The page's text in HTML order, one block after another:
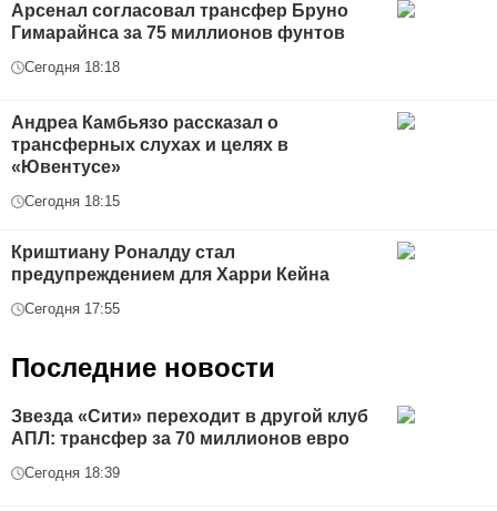
Арсенал согласовал трансфер Бруно
Гимарайнса за 75 миллионов фунтов
Сегодня 18:18
Андреа Камбьязо рассказал о
трансферных слухах и целях в
«Ювентусе»
Сегодня 18:15
Криштиану Роналду стал
предупреждением для Харри Кейна
Сегодня 17:55
Последние новости
Звезда «Сити» переходит в другой клуб
АПЛ: трансфер за 70 миллионов евро
Сегодня 18:39